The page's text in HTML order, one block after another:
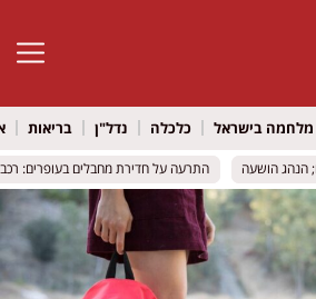
פתח
מלחמה בישראל כלכלה נדל"ן בריאות
התרעה על חדירת מחבלים בעופרים: רכב
התרעה על חדירת מחבלים בעופרים: רכב